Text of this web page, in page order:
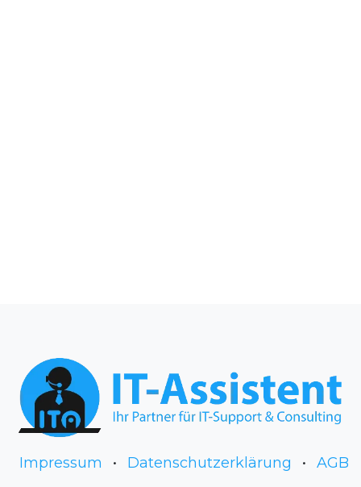
Impressum • Datenschutzerklärung • AGB